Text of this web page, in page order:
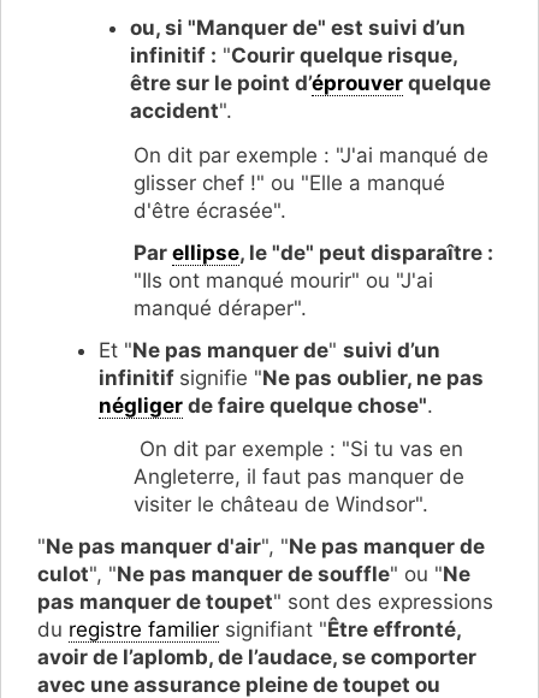
ou, si "Manquer de" est suivi d’un
infinitif : "Courir quelque risque,
être sur le point d’éprouverquelque
accident".
On dit par exemple : "J'ai manqué de
glisser chef !" ou "Elle a manqué
d'être écrasée".
Par ellipse, le "de" peut disparaître :
"Ils ont manqué mourir" ou "J'ai
manqué déraper".
Et "Ne pas manquer de" suivi d’un
infinitif signifie "Ne pas oublier, ne pas
négliger de faire quelque chose".
On dit par exemple : "Si tu vas en
Angleterre, il faut pas manquer de
visiter le château de Windsor".
"Ne pas manquer d'air", "Ne pas manquer de
culot", "Ne pas manquer de souffle" ou "Ne
pas manquer de toupet" sont des expressions
du registre familier signifiant "Être effronté,
avoir de l’aplomb, de l’audace, se comporter
avec une assurance pleine de toupet ou